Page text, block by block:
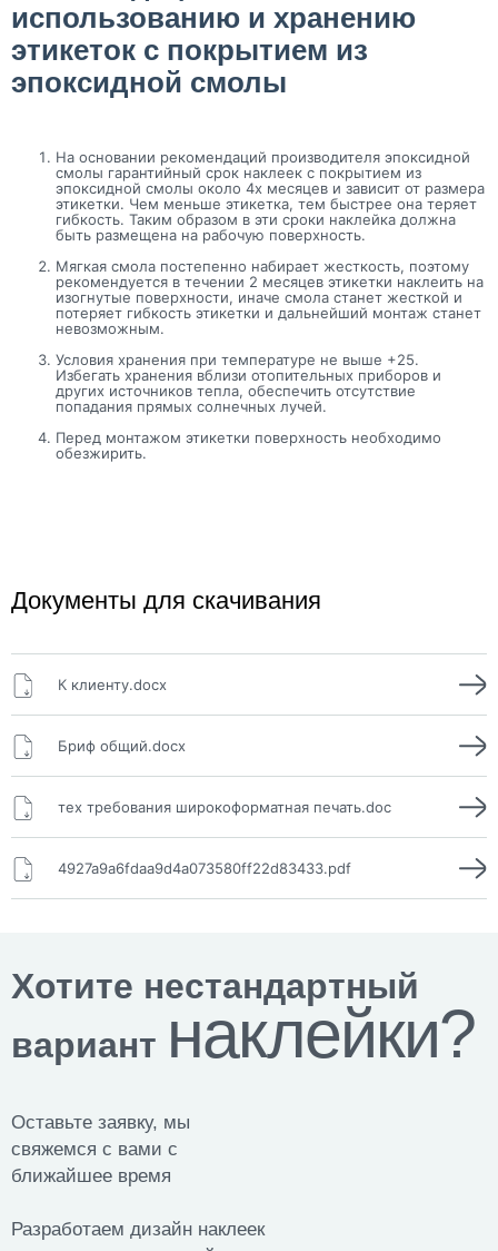
использованию и хранению
этикеток с покрытием из
эпоксидной смолы
На основании рекомендаций производителя эпоксидной
смолы гарантийный срок наклеек с покрытием из
эпоксидной смолы около 4х месяцев и зависит от размера
этикетки. Чем меньше этикетка, тем быстрее она теряет
гибкость. Таким образом в эти сроки наклейка должна
быть размещена на рабочую поверхность.
Мягкая смола постепенно набирает жесткость, поэтому
рекомендуется в течении 2 месяцев этикетки наклеить на
изогнутые поверхности, иначе смола станет жесткой и
потеряет гибкость этикетки и дальнейший монтаж станет
невозможным.
Условия хранения при температуре не выше +25.
Избегать хранения вблизи отопительных приборов и
других источников тепла, обеспечить отсутствие
попадания прямых солнечных лучей.
Перед монтажом этикетки поверхность необходимо
обезжирить.
Документы для скачивания
К клиенту.docx
Бриф общий.docx
тех требования широкоформатная печать.doc
4927a9a6fdaa9d4a073580ff22d83433.pdf
Хотите нестандартный
вариант наклейки?
Оставьте заявку, мы
свяжемся с вами с
ближайшее время
Разработаем дизайн наклеек